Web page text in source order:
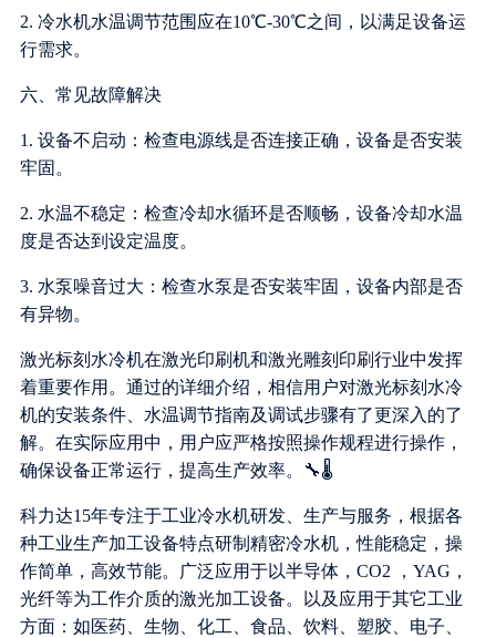
2. 冷水机水温调节范围应在10℃-30℃之间，以满足设备运
行需求。
六、常见故障解决
1. 设备不启动：检查电源线是否连接正确，设备是否安装
牢固。
2. 水温不稳定：检查冷却水循环是否顺畅，设备冷却水温
度是否达到设定温度。
3. 水泵噪音过大：检查水泵是否安装牢固，设备内部是否
有异物。
激光标刻水冷机在激光印刷机和激光雕刻印刷行业中发挥
着重要作用。通过的详细介绍，相信用户对激光标刻水冷
机的安装条件、水温调节指南及调试步骤有了更深入的了
解。在实际应用中，用户应严格按照操作规程进行操作，
确保设备正常运行，提高生产效率。🔧🌡️
科力达15年专注于工业冷水机研发、生产与服务，根据各
种工业生产加工设备特点研制精密冷水机，性能稳定，操
作简单，高效节能。广泛应用于以半导体，CO2 ，YAG，
光纤等为工作介质的激光加工设备。以及应用于其它工业
方面：如医药、生物、化工、食品、饮料、塑胶、电子、